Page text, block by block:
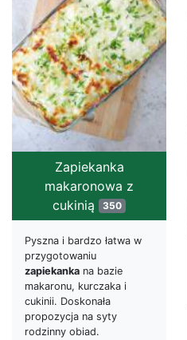
Zapiekanka
makaronowa z
cukinią 350
Pyszna i bardzo łatwa w
przygotowaniu
zapiekanka na bazie
makaronu, kurczaka i
cukinii. Doskonała
propozycja na syty
rodzinny obiad.